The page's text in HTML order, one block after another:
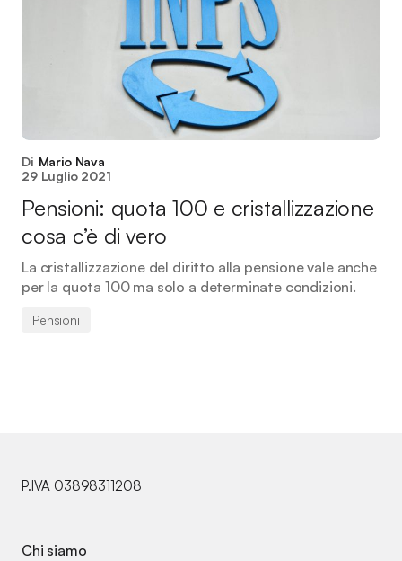
Di Mario Nava
29 Luglio 2021
Pensioni: quota 100 e cristallizzazione
cosa c’è di vero
La cristallizzazione del diritto alla pensione vale anche
per la quota 100 ma solo a determinate condizioni.
Pensioni
P.IVA 03898311208
Chi siamo